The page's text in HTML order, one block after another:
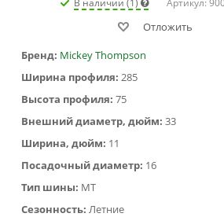
В наличии (1) Артикул:
Отложить
Бренд: Mickey Thompson
Ширина профиля: 285
Высота профиля: 75
Внешний диаметр, дюйм: 33
Ширина, дюйм: 11
Посадочный диаметр: 16
Тип шины: MT
Сезонность: Летние